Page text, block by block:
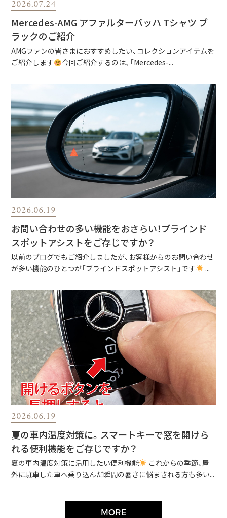
2026.07.24
Mercedes-AMG アファルターバッハ Tシャツ ブ
ラックのご紹介
AMGファンの皆さまにおすすめしたい、コレクションアイテムを
ご紹介します
今回ご紹介するのは、「Mercedes-...
2026.06.19
お問い合わせの多い機能をおさらい！ブラインド
スポットアシストをご存じですか？
以前のブログでもご紹介しましたが、お客様からのお問い合わせ
が多い機能のひとつが「ブラインドスポットアシスト」です
...
2026.06.19
夏の車内温度対策に。スマートキーで窓を開けら
れる便利機能をご存じですか？
夏の車内温度対策に活用したい便利機能
これからの季節、屋
外に駐車した車へ乗り込んだ瞬間の暑さに悩まされる方も多い...
MORE